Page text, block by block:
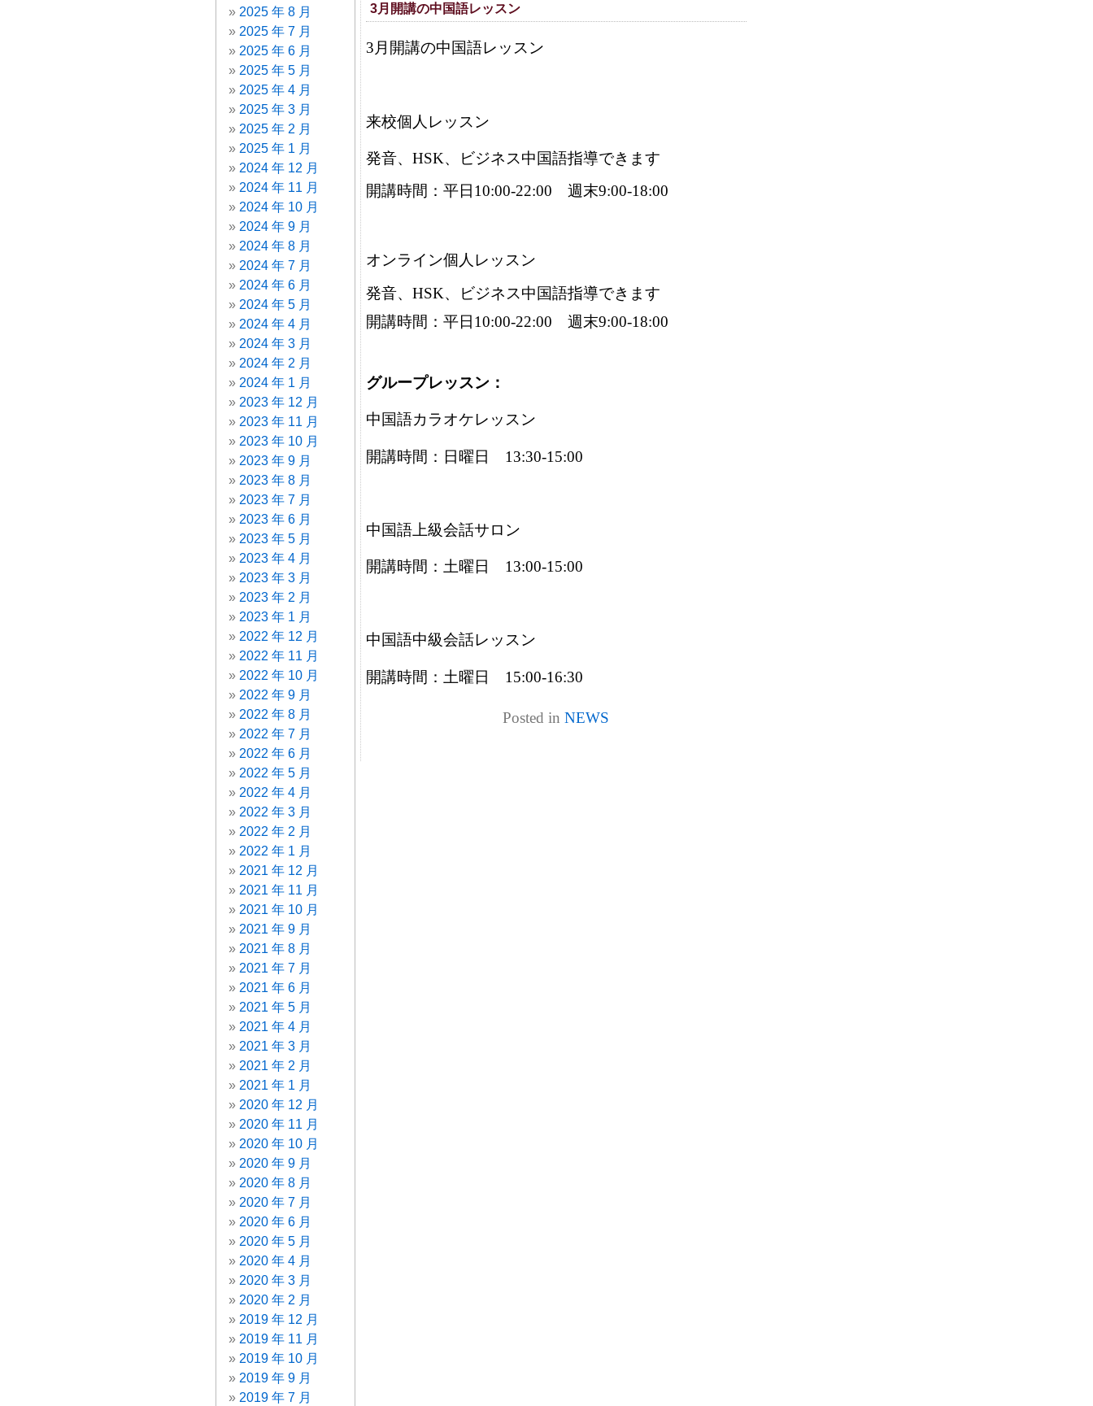
2025 年 8 月
2025 年 7 月
2025 年 6 月
2025 年 5 月
2025 年 4 月
2025 年 3 月
2025 年 2 月
2025 年 1 月
2024 年 12 月
2024 年 11 月
2024 年 10 月
2024 年 9 月
2024 年 8 月
2024 年 7 月
2024 年 6 月
2024 年 5 月
2024 年 4 月
2024 年 3 月
2024 年 2 月
2024 年 1 月
2023 年 12 月
2023 年 11 月
2023 年 10 月
2023 年 9 月
2023 年 8 月
2023 年 7 月
2023 年 6 月
2023 年 5 月
2023 年 4 月
2023 年 3 月
2023 年 2 月
2023 年 1 月
2022 年 12 月
2022 年 11 月
2022 年 10 月
2022 年 9 月
2022 年 8 月
2022 年 7 月
2022 年 6 月
2022 年 5 月
2022 年 4 月
2022 年 3 月
2022 年 2 月
2022 年 1 月
2021 年 12 月
2021 年 11 月
2021 年 10 月
2021 年 9 月
2021 年 8 月
2021 年 7 月
2021 年 6 月
2021 年 5 月
2021 年 4 月
2021 年 3 月
2021 年 2 月
2021 年 1 月
2020 年 12 月
2020 年 11 月
2020 年 10 月
2020 年 9 月
2020 年 8 月
2020 年 7 月
2020 年 6 月
2020 年 5 月
2020 年 4 月
2020 年 3 月
2020 年 2 月
2019 年 12 月
2019 年 11 月
2019 年 10 月
2019 年 9 月
2019 年 7 月
3月開講の中国語レッスン
3月開講の中国語レッスン
来校個人レッスン
発音、HSK、ビジネス中国語指導できます
開講時間：平日10:00-22:00 週末9:00-18:00
オンライン個人レッスン
発音、HSK、ビジネス中国語指導できます
開講時間：平日10:00-22:00 週末9:00-18:00
グループレッスン：
中国語カラオケレッスン
開講時間：日曜日 13:30-15:00
中国語上級会話サロン
開講時間：土曜日 13:00-15:00
中国語中級会話レッスン
開講時間：土曜日 15:00-16:30
Posted in NEWS